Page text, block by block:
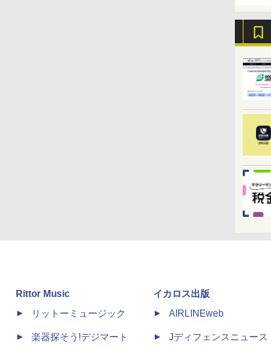
Rittor Music
リットーミュージック
楽器探そう!デジマート
イカロス出版
AIRLINEweb
Jディフェンスニュース